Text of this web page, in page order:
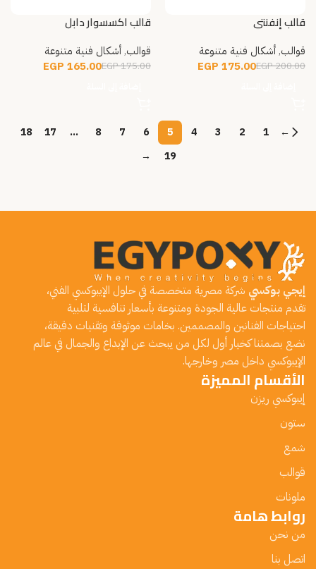
قالب إنفنتي
قوالب, أشكال فنية متنوعة
200.00
EGP
175.00
EGP
قالب اكسسوار دابل
قوالب, أشكال فنية متنوعة
175.00
EGP
165.00
EGP
←
1
2
3
4
5
6
7
8
…
17
18
19
→
إيجي بوكسي شركة مصرية متخصصة في حلول الإيبوكسي الفني،
تقدم منتجات عالية الجودة ومتنوعة بأسعار تنافسية لتلبية
احتياجات الفنانين والمصممين. بخامات موثوقة وتقنيات دقيقة،
نضع بصمتنا كخيار أول لكل من يبحث عن الإبداع والجمال في عالم
الإيبوكسي داخل مصر وخارجها.
الأقسام المميزة
إيبوكسي ريزن
ستون
شمع
قوالب
ملونات
روابط هامة
من نحن
اتصل بنا